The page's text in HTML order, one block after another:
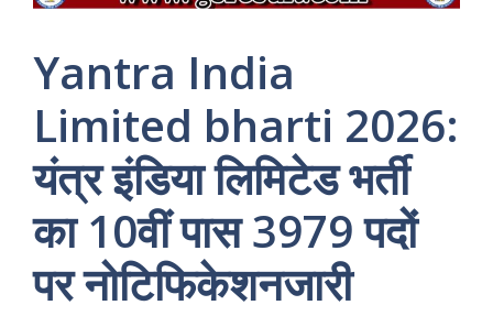
Yantra India
Limited bharti 2026:
यंत्र इंडिया लिमिटेड भर्ती
का 10वीं पास 3979 पदों
पर नोटिफिकेशनजारी